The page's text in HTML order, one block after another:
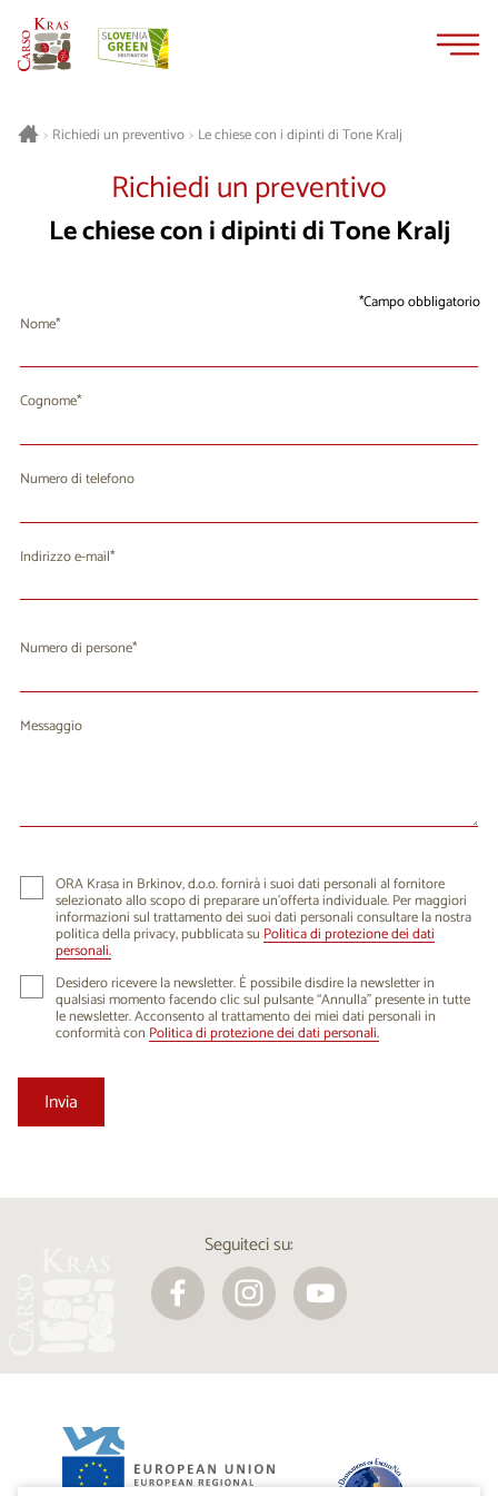
> Richiedi un preventivo> Le chiese con i dipinti di Tone Kralj
Richiedi un preventivo
Le chiese con i dipinti di Tone Kralj
Campo obbligatorio
Nome
Cognome
Numero di telefono
Indirizzo e-mail
Numero di persone
Messaggio
ORA Krasa in Brkinov, d.o.o. fornirà i suoi dati personali al fornitore
selezionato allo scopo di preparare un'offerta individuale. Per maggiori
informazioni sul trattamento dei suoi dati personali consultare la nostra
politica della privacy, pubblicata su Politica di protezione dei dati
personali.
Desidero ricevere la newsletter. È possibile disdire la newsletter in
qualsiasi momento facendo clic sul pulsante “Annulla” presente in tutte
le newsletter. Acconsento al trattamento dei miei dati personali in
conformità con Politica di protezione dei dati personali.
Seguiteci su: